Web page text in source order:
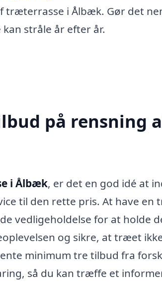
i Ålbæk. Gør det
stråle år efter år.
på rensning
i Ålbæk, er det en god idé at
til den rette pris. At have en
vedligeholdelse for at holde
og sikre, at træet
minimum tre tilbud fra
så du kan træffe et